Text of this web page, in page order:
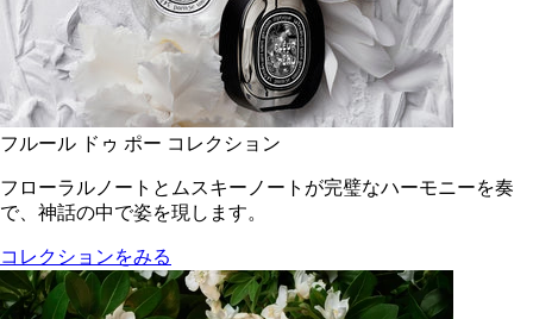
フルール ドゥ ポー コレクション
フローラルノートとムスキーノートが完璧なハーモニーを奏
で、神話の中で姿を現します。
コレクションをみる